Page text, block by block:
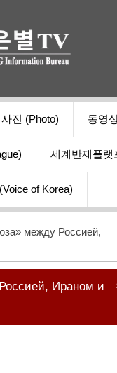
사진 (Photo) 동영
세계반제플랫
of Korea)
между Россией,
Ираном и